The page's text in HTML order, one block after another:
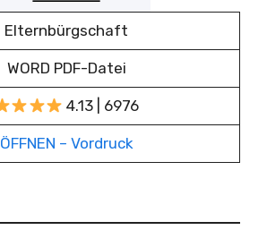
Elternbürgschaft
WORD PDF-Datei
4.13 | 6976
ÖFFNEN – Vordruck